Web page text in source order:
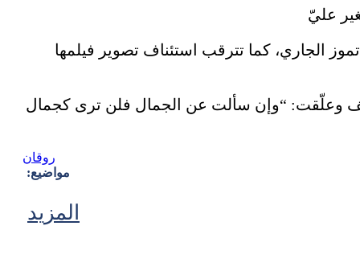
الجاري، كما تترقب استئناف تصوير فيلمها
وعلّقت: “وإن سألت عن الجمال فلن ترى كجمال
روقان
مواضيع:
المزيد